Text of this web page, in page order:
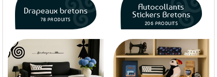
Drapeaux bretons
78 PRODUITS
Autocollants
Stickers Bretons
206 PRODUITS